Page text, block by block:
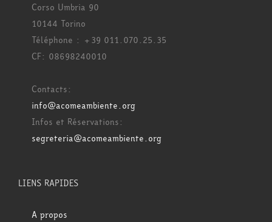
Corso Umbria 90
10144 Torino
Téléphone : +39 011.070.25.35
CF: 08698240010
Contacts:
info@acomeambiente.org
Infos et Réservations:
segreteria@acomeambiente.org
LIENS RAPIDES
A propos